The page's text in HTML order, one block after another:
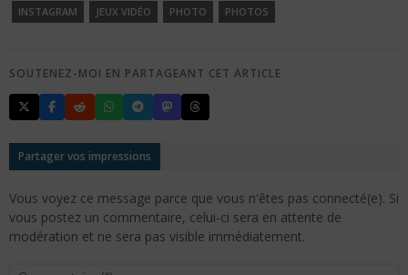
INSTAGRAM
JEUX VIDÉO PHOTO PHOTOS
SOUTENEZ-MOI EN PARTAGEANT CET ARTICLE
Partager vos impressions
Vous voyez ce message parce que vous n'êtes pas connecté(e). Si
vous postez un commentaire, celui-ci sera en attente de
modération et ne sera pas visible immédiatement.